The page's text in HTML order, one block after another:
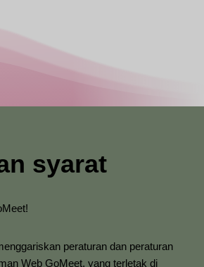
syarat
peraturan dan peraturan
Web GoMeet, yang terletak di